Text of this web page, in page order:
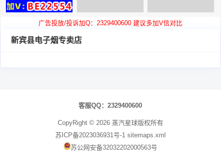
广告投放/投诉加Q：2329400600 建议多加V信对比
新宾县电子烟专卖店
客服QQ：2329400600
CopyRight © 2026 蒸汽星球版权所有
苏ICP备2023036931号-1 sitemaps.xml
苏公网安备32032202000563号